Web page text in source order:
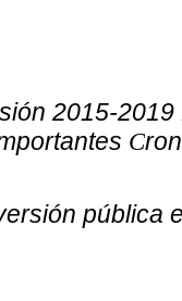
2015-2019
C
pública